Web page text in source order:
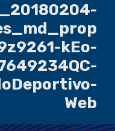
kEo-
Web